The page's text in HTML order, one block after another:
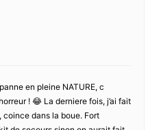
en pleine NATURE, c
! 😂 La derniere fois, j’ai fait
coince dans la boue. Fort